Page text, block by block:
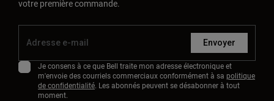
votre première commande.
Envoyer
Je consens à ce que Bell traite mon adresse électronique et
m'envoie des courriels commerciaux conformément à sa politique
de confidentialité. Les abonnés peuvent se désabonner à tout
moment.